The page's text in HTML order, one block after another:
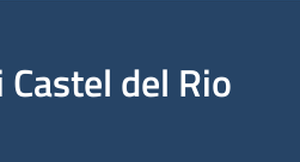
del Rio